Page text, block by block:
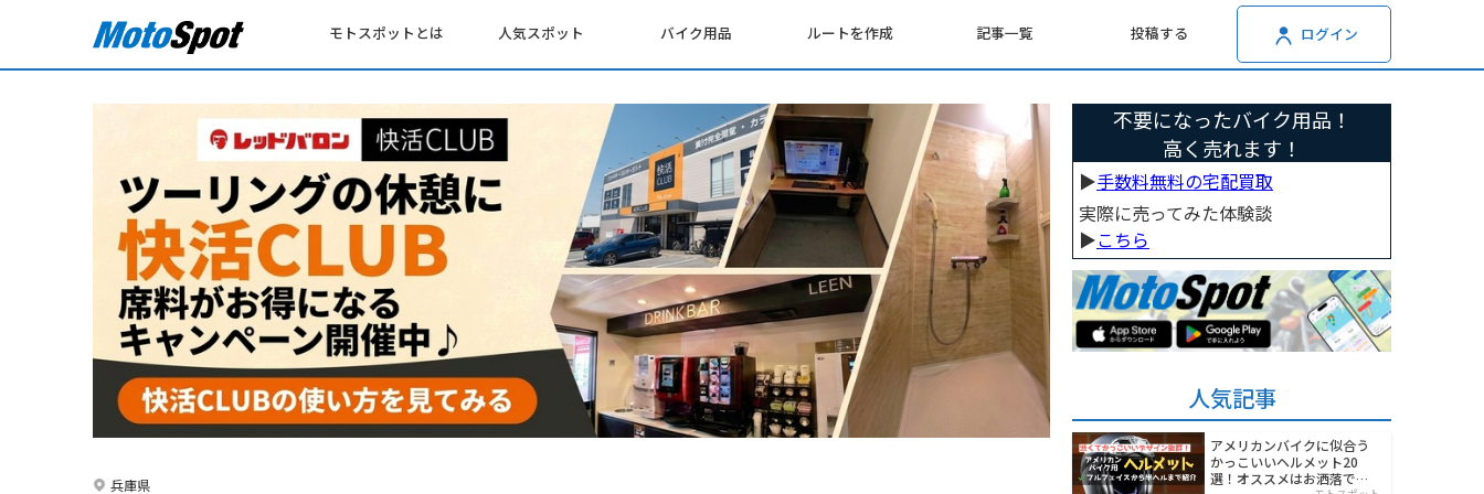
モトスポットとは 人気スポット バイク用品 ルートを作成 記事一覧 投稿する ログイン
兵庫県
不要になったバイク用品！
高く売れます！
▶︎手数料無料の宅配買取
実際に売ってみた体験談
▶︎こちら
人気記事
アメリカンバイクに似合う
かっこいいヘルメット20
選！オススメはお洒落でワ